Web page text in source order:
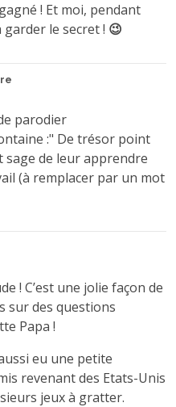
! Et moi, pendant
garder le secret ! 😉
parodier
:" De trésor point
sage de leur apprendre
(à remplacer par un mot
! C’est une jolie façon de
sur des questions
Papa !
eu une petite
revenant des Etats-Unis
jeux à gratter.